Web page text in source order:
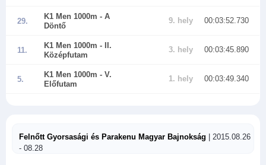
29.
K1 Men 1000m - A
Döntő
9. hely 00:03:52.730
11.
K1 Men 1000m - II.
Középfutam
3. hely 00:03:45.890
5.
K1 Men 1000m - V.
Előfutam
1. hely 00:03:49.340
Felnőtt Gyorsasági és Parakenu Magyar Bajnokság | 2015.08.26
- 08.28